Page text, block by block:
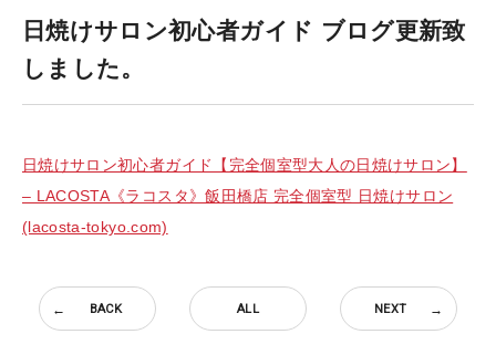
日焼けサロン初心者ガイド ブログ更新致
しました。
日焼けサロン初心者ガイド【完全個室型大人の日焼けサロン】
– LACOSTA《ラコスタ》飯田橋店 完全個室型 日焼けサロン
(lacosta-tokyo.com)
BACK ALL NEXT